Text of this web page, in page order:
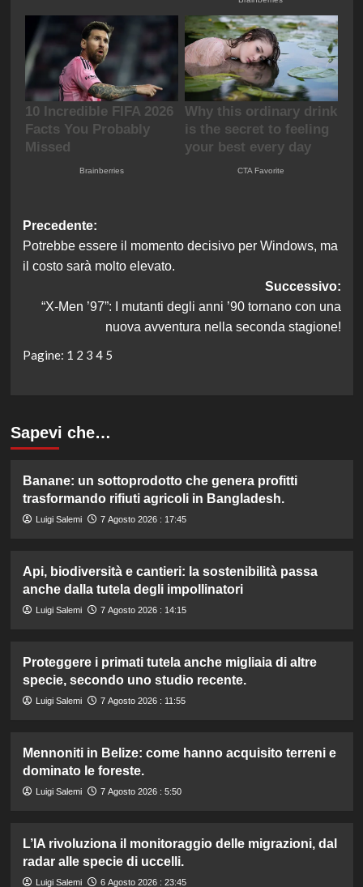
Navigazione
articolo
Precedente:
Potrebbe essere il momento decisivo per Windows, ma
il costo sarà molto elevato.
Successivo:
“X-Men ’97”: I mutanti degli anni ’90 tornano con una
nuova avventura nella seconda stagione!
Pagine: 1 2 3 4 5
Sapevi che…
Banane: un sottoprodotto che genera profitti
trasformando rifiuti agricoli in Bangladesh.
Luigi Salemi 7 Agosto 2026 : 17:45
Api, biodiversità e cantieri: la sostenibilità passa
anche dalla tutela degli impollinatori
Luigi Salemi 7 Agosto 2026 : 14:15
Proteggere i primati tutela anche migliaia di altre
specie, secondo uno studio recente.
Luigi Salemi 7 Agosto 2026 : 11:55
Mennoniti in Belize: come hanno acquisito terreni e
dominato le foreste.
Luigi Salemi 7 Agosto 2026 : 5:50
L’IA rivoluziona il monitoraggio delle migrazioni, dal
radar alle specie di uccelli.
Luigi Salemi 6 Agosto 2026 : 23:45